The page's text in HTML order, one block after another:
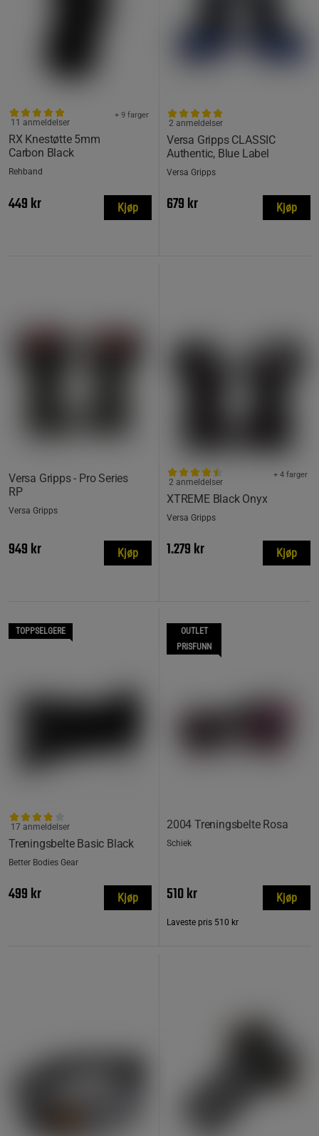
RX Knestøtte 5mm
Carbon Black
+ 9 farger
11 anmeldelser
Rehband
449 kr Kjøp
Versa Gripps CLASSIC
Authentic, Blue Label
2 anmeldelser
Versa Gripps
679 kr Kjøp
Versa Gripps - Pro Series
RP
Versa Gripps
949 kr Kjøp
XTREME Black Onyx
+ 4 farger
2 anmeldelser
Versa Gripps
1.279 kr Kjøp
TOPPSELGERE
Treningsbelte Basic Black
17 anmeldelser
Better Bodies Gear
499 kr Kjøp
OUTLET
PRISFUNN
2004 Treningsbelte Rosa
Schiek
510 kr
Laveste pris 510 kr
Kjøp